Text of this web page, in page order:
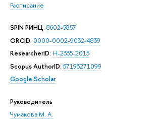
Расписание
SPIN РИНЦ: 8602-5857
ORCID: 0000-0002-9032-4839
ResearcherID: H-2335-2015
Scopus AuthorID: 57193271099
Google Scholar
Руководитель
Чумакова М. А.